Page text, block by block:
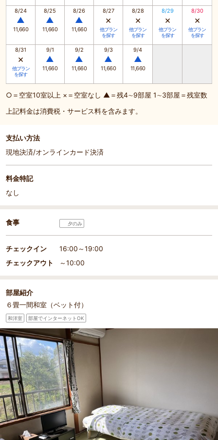
8/24
▲
11,660
8/25
▲
11,660
8/26
▲
11,660
8/27
×
他プラン
を探す
8/28
×
他プラン
を探す
8/29
×
他プラン
を探す
8/30
×
他プラン
を探す
8/31
×
他プラン
を探す
9/1
▲
11,660
9/2
▲
11,660
9/3
▲
11,660
9/4
▲
11,660
○＝空室10室以上 ×＝空室なし ▲＝残4∼9部屋 1∼3部屋＝残室数
上記料金は消費税・サービス料を含みます。
支払い方法
現地決済/オンラインカード決済
料金特記
なし
食事 夕のみ
チェックイン
16:00～19:00
チェックアウト
～10:00
部屋紹介
６畳一間和室（ベット付）
和洋室 部屋でインターネットOK
ベット付きのお部屋です。